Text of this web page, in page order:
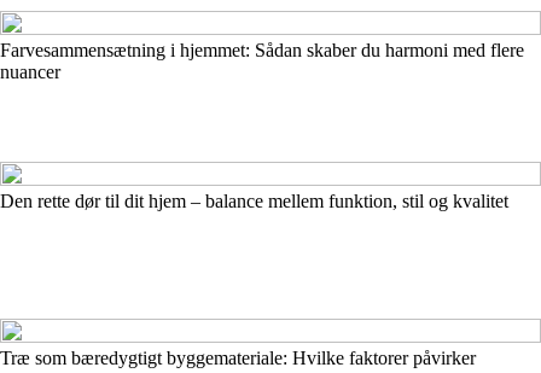
Farvesammensætning i hjemmet: Sådan skaber du harmoni med flere
nuancer
Den rette dør til dit hjem – balance mellem funktion, stil og kvalitet
Træ som bæredygtigt byggemateriale: Hvilke faktorer påvirker